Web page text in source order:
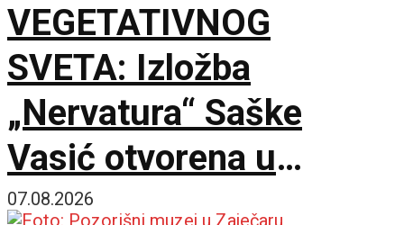
VEGETATIVNOG
SVETA: Izložba
„Nervatura“ Saške
Vasić otvorena u
Kruševcu
07.08.2026